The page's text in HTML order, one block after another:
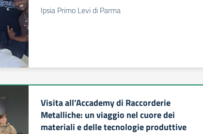
Ipsia Primo Levi di Parma
Visita all’Accademy di Raccorderie
Metalliche: un viaggio nel cuore dei
materiali e delle tecnologie produttive